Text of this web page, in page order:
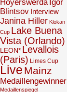
Hoyerswerda Igor
Blintsov Interview
Janina Hiller Klokan
Cup Lake Buena
Vista (Orlando)
LEON* Levallois
(Paris) Limes Cup
Live Mainz
Medaillengewinner
Medaillenspiegel